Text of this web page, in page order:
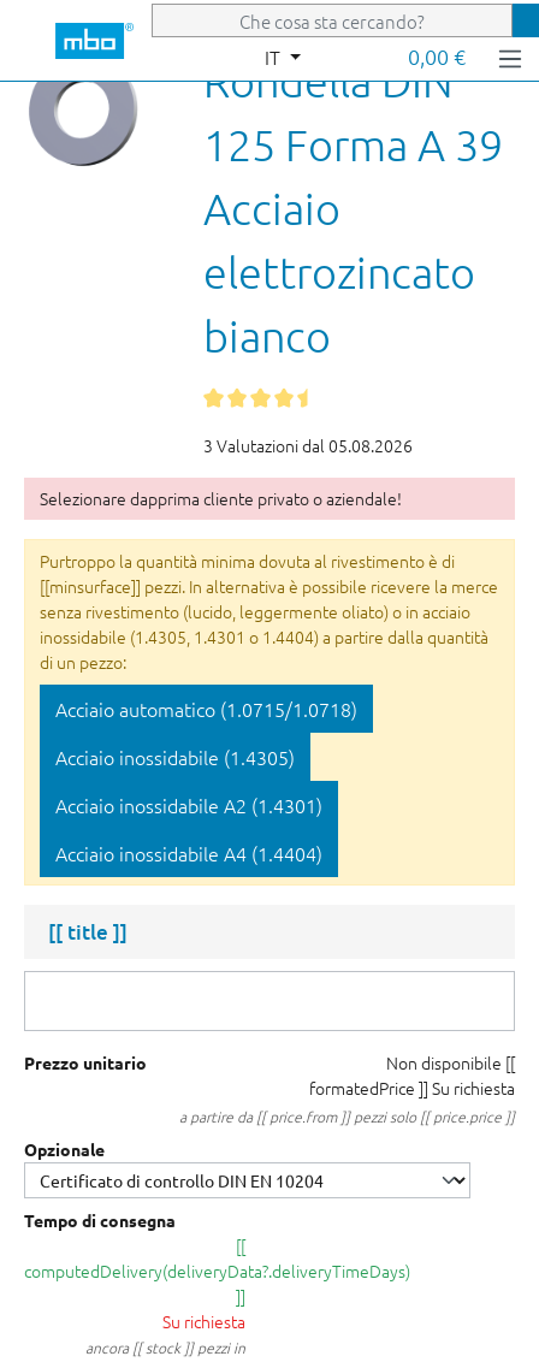
Passa al contenuto principale
IT 0,00 €
Rondella DIN
125 Forma A 39
Acciaio
elettrozincato
bianco
3 Valutazioni dal 05.08.2026
Selezionare dapprima cliente privato o aziendale!
Purtroppo la quantità minima dovuta al rivestimento è di
[[minsurface]] pezzi. In alternativa è possibile ricevere la merce
senza rivestimento (lucido, leggermente oliato) o in acciaio
inossidabile (1.4305, 1.4301 o 1.4404) a partire dalla quantità
di un pezzo:
Acciaio automatico (1.0715/1.0718)
Acciaio inossidabile (1.4305)
Acciaio inossidabile A2 (1.4301)
Acciaio inossidabile A4 (1.4404)
[[ title ]]
Prezzo unitario Non disponibile [[
formatedPrice ]] Su richiesta
a partire da [[ price.from ]] pezzi solo [[ price.price ]]
Opzionale
Tempo di consegna
[[
computedDelivery(deliveryData?.deliveryTimeDays)
]]
Su richiesta
ancora [[ stock ]] pezzi in